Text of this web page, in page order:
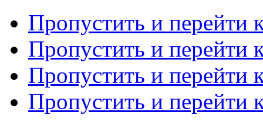
Пропустить и перейти
Пропустить и перейти
Пропустить и перейти
Пропустить и перейти